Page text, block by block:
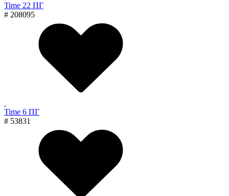
Time 22 ПГ
# 208095
Time 6 ПГ
# 53831